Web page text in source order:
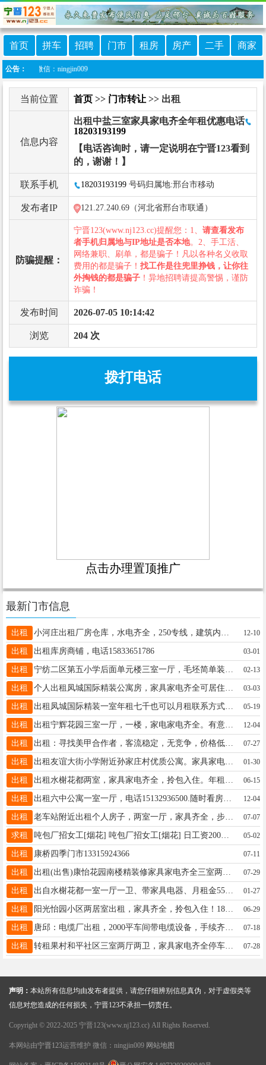
首页 拼车 招聘 门市 租房 房产 二手 商家
公告：客服微信：ningjin009
当前位置 首页 >> 门市转让 >> 出租
信息内容
出租中盐三室家具家电齐全年租优惠电话
18203193199
【电话咨询时，请一定说明在宁晋123看到
的，谢谢！】
联系手机 18203193199 号码归属地:邢台市移动
发布者IP 121.27.240.69（河北省邢台市联通）
防骗提醒：
宁晋123(www.nj123.cc)提醒您：1、 请查看发布
者手机归属地与IP地址是否本地。2、手工活、
网络兼职、刷单，都是骗子！凡以各种名义收取
费用的都是骗子！ 找工作是往兜里挣钱，让你往
外掏钱的都是骗子 ！异地招聘请提高警惕，谨防
诈骗！
发布时间 2026-07-05 10:14:42
浏览 204 次
拨打电话
点击办理置顶推广
最新门市信息
出租 12-10
出租 出租库房商铺，电话15833651786 03-01
出租 02-13
出租 03-03
出租 出租凤城国际精装一室年租七千也可以月租联系方式19131983610非诚勿扰 05-19
出租 出租宁辉花园三室一厅，一楼，家电家电齐全。有意者电联13739801243 12-04
出租 出租：寻找美甲合作者，客流稳定，无竞争，价格低。电话18732905234 07-27
出租 出租友谊大街小学附近孙家庄村优质公寓。家具家电齐全，拎包入住，免费WIFI，停车方便，阳面卧室，入住空间大，紧邻健身广场。可月租，季租，年租。预定热线13363757015（微信同号） 01-30
出租 06-15
出租 出租六中公寓一室一厅，电话15132936500.随时看房，有意者联系 12-04
出租 老车站附近出租个人房子，两室一厅，家具齐全，步梯5楼，房租面议，电话15030910527 07-07
求租 吨包厂招女工[烟花] 吨包厂招女工[烟花] 日工资200💰-300💰 首月有保底1500💰 综合薪资6000-9000 工资每月15日结[加油][加油][加油] 发展空间大 地址：东阳路中段路西 ☎17731979825 05-02
出租 康桥四季门市13315924366 07-11
出租 07-29
出租 出自水榭花都一室一厅一卫、带家具电器、月租金550¥15127901318 01-27
出租 阳光怡园小区两居室出租，家具齐全，拎包入住！18833466015 06-29
出租 07-18
出租 转租果村和平社区三室两厅两卫，家具家电齐全停车方便，价格优惠，电话：15373439020 07-28
声明： 本站所有信息均由发布者提供，请您仔细辨别信息真伪，对于虚假类等
信息对您造成的任何损失，宁晋123不承担一切责任。
Copyright © 2022-2025 宁晋123(www.nj123.cc) All Rights Reserved.
本网站由宁晋123运营维护 微信：ningjin009 网站地图